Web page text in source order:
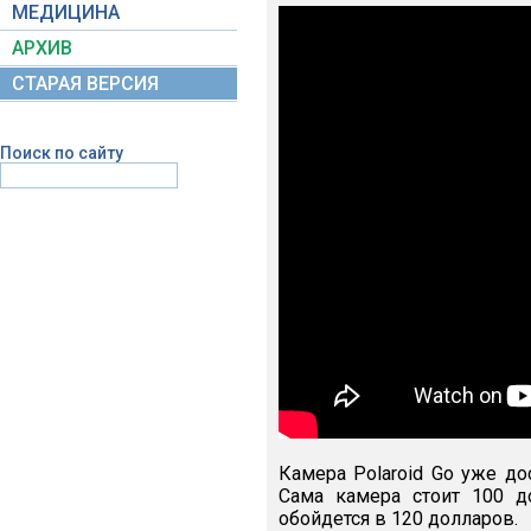
МЕДИЦИНА
АРХИВ
СТАРАЯ ВЕРСИЯ
Поиск по сайту
Камера Polaroid Go уже
Сама камера стоит 100
обойдется в 120 долларов.